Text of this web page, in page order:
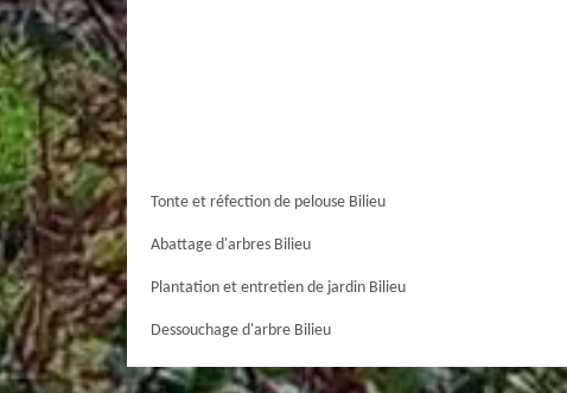
Tonte et réfection de pelouse Bilieu
Abattage d'arbres Bilieu
Plantation et entretien de jardin Bilieu
Dessouchage d'arbre Bilieu